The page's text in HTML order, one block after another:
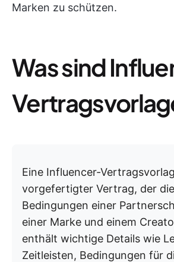
Marken zu schützen.
Was sind
Eine Influencer-
vorgefertigter Vertrag, der
Bedingungen einer
einer Marke und einem
enthält wichtige Details wie
Zeitleisten, Bedingungen für